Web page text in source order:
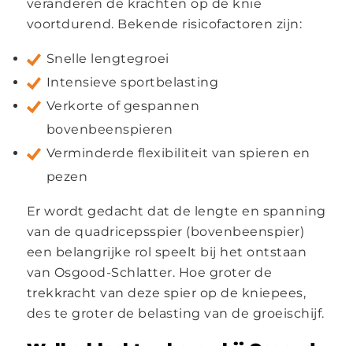
veranderen de krachten op de knie
voortdurend. Bekende risicofactoren zijn:
Snelle lengtegroei
Intensieve sportbelasting
Verkorte of gespannen
bovenbeenspieren
Verminderde flexibiliteit van spieren en
pezen
Er wordt gedacht dat de lengte en spanning
van de quadricepsspier (bovenbeenspier)
een belangrijke rol speelt bij het ontstaan
van Osgood-Schlatter. Hoe groter de
trekkracht van deze spier op de kniepees,
des te groter de belasting van de groeischijf.